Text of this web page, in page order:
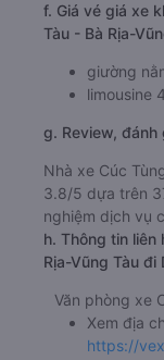
f. Giá vé giá xe
Tàu - Bà Rịa-
giường
limousine
g. Review,
Nhà xe Cúc
3.8/5 dựa trên
nghiệm dịch vụ
h. Thông tin liên
Rịa-Vũng Tàu đi
Văn phòng xe
Xem địa
https://